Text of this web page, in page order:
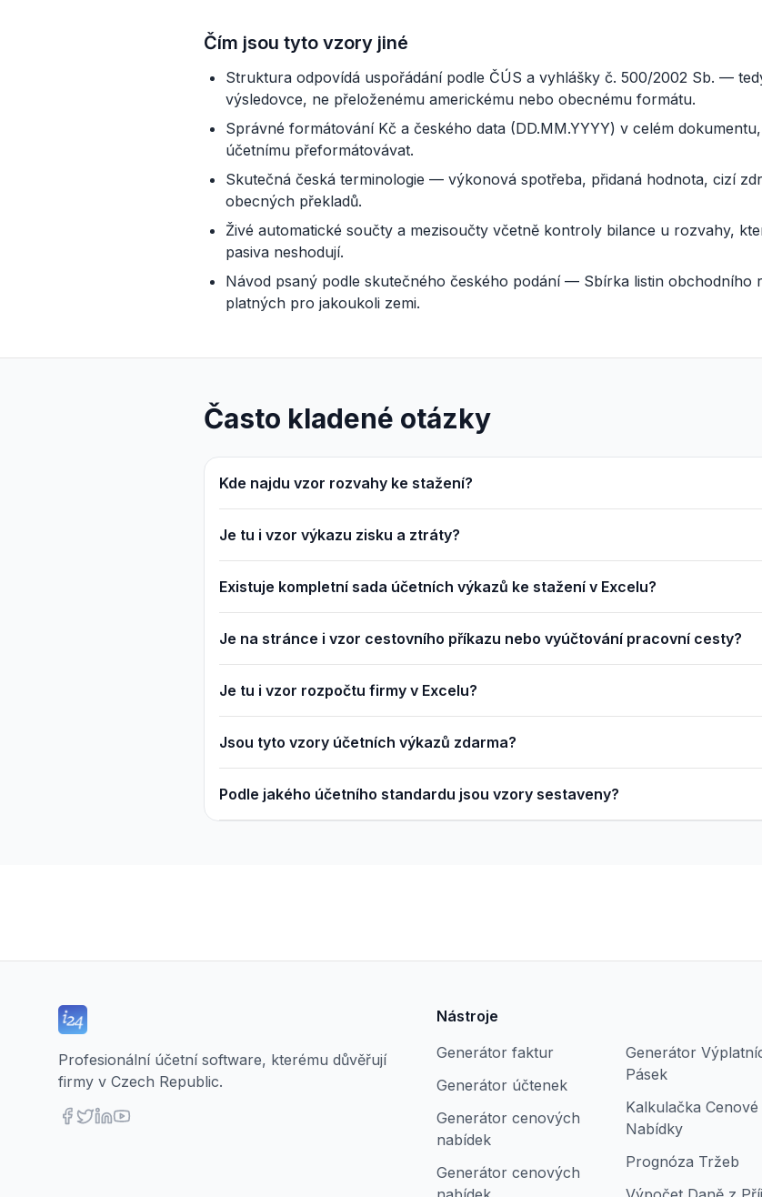
Čím jsou tyto vzory jiné
Struktura odpovídá uspořádání podle ČÚS a vyhlášky č. 500/2002 Sb. —
výsledovce, ne přeloženému americkému nebo obecnému formátu.
Správné formátování Kč a českého data (DD.MM.YYYY) v celém
účetnímu přeformátovávat.
Skutečná česká terminologie — výkonová spotřeba, přidaná hodnota, cizí
obecných překladů.
Živé automatické součty a mezisoučty včetně kontroly bilance u rozvahy,
pasiva neshodují.
Návod psaný podle skutečného českého podání — Sbírka listin
platných pro jakoukoli zemi.
Často kladené otázky
Kde najdu vzor rozvahy ke stažení?
Je tu i vzor výkazu zisku a ztráty?
Existuje kompletní sada účetních výkazů ke stažení v Excelu?
Je na stránce i vzor cestovního příkazu nebo vyúčtování pracovní cesty?
Je tu i vzor rozpočtu firmy v Excelu?
Jsou tyto vzory účetních výkazů zdarma?
Podle jakého účetního standardu jsou vzory sestaveny?
Profesionální účetní software, kterému důvěřují
firmy v Czech Republic.
Nástroje
Generátor faktur
Generátor účtenek
Generátor cenových
nabídek
Generátor cenových
Generátor
Pásek
Kalkulačka Cenové
Nabídky
Prognóza Tržeb